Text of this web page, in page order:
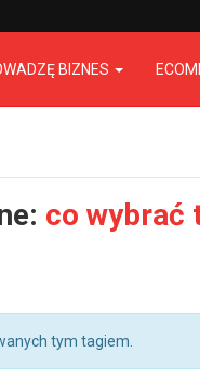
BIZNES
co wybrać
tym tagiem.